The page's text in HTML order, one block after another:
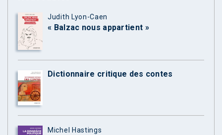
Judith Lyon-Caen
« Balzac nous appartient »
Dictionnaire critique des contes
Michel Hastings